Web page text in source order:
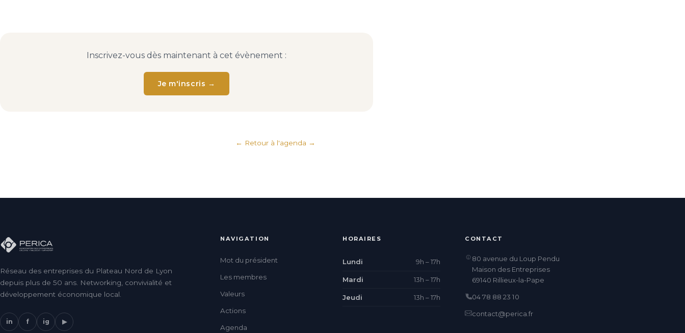
Inscrivez-vous dès maintenant à cet évènement :
Je m'inscris →
← Retour à l'agenda
Réseau des entreprises du Plateau Nord de Lyon
depuis plus de 50 ans. Networking, convivialité et
développement économique local.
in f ig ▶
NAVIGATION
Mot du président
Les membres
Valeurs
Actions
Agenda
HORAIRES
Lundi 9h – 17h
Mardi 13h – 17h
Jeudi 13h – 17h
CONTACT
80 avenue du Loup Pendu
Maison des Entreprises
69140 Rillieux-la-Pape
04 78 88 23 10
contact@perica.fr